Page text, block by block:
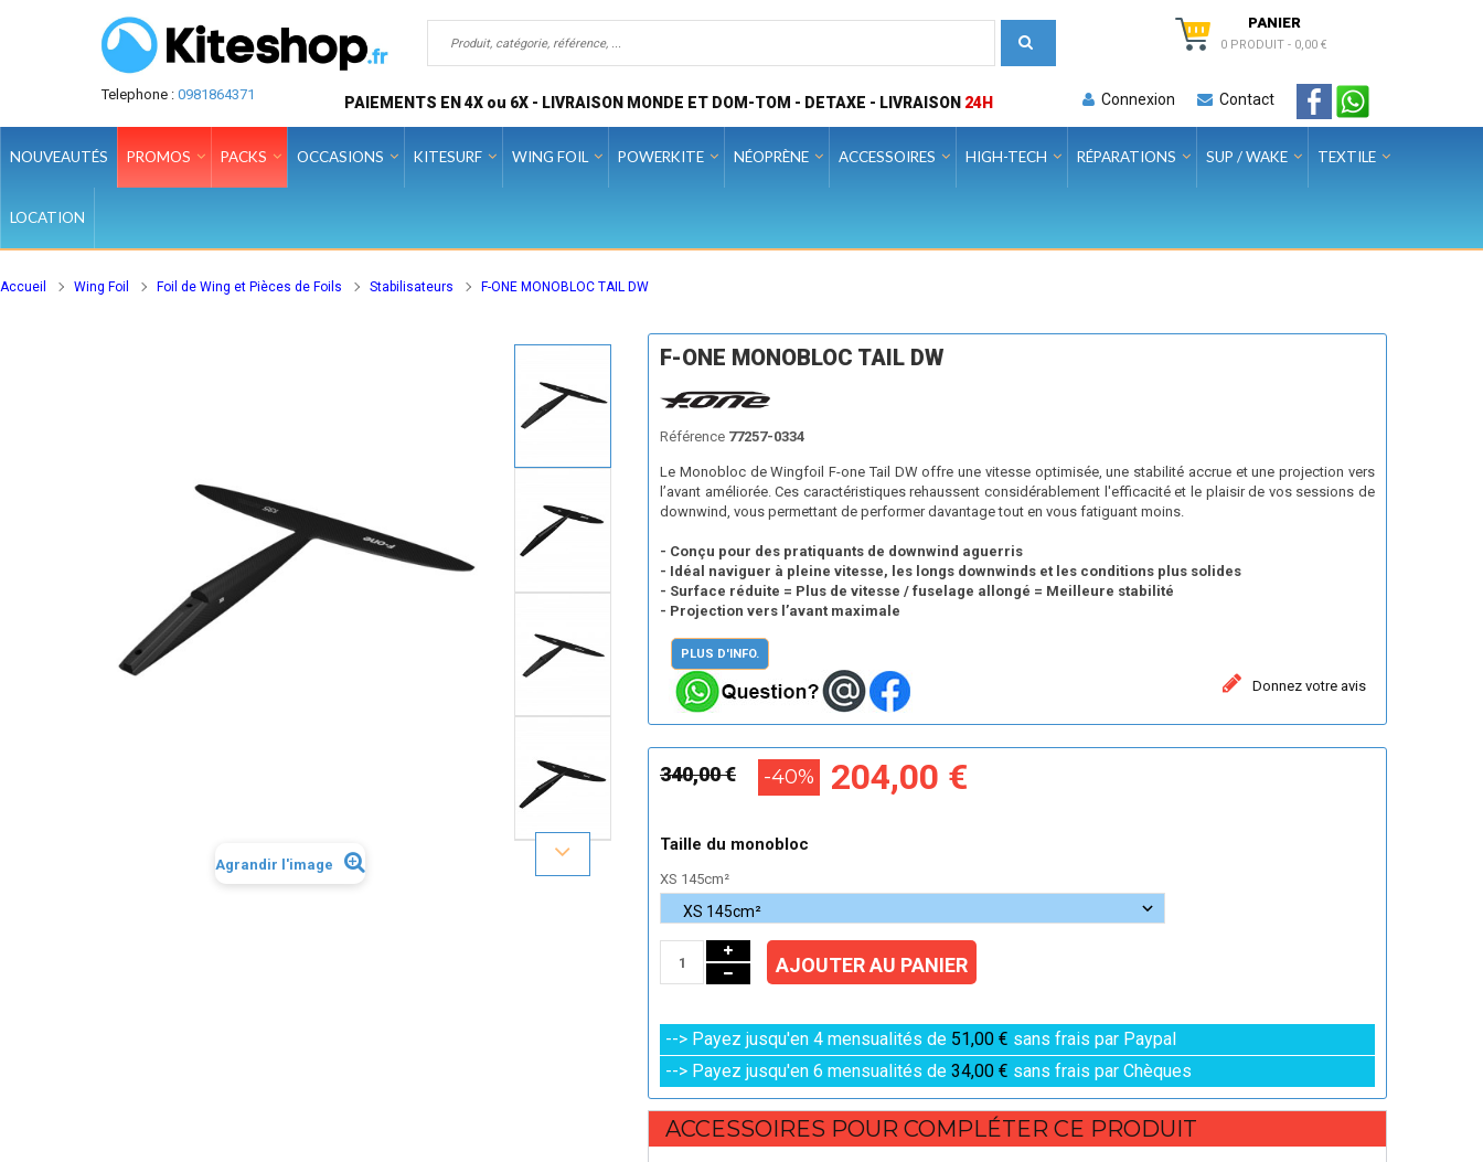
PANIER
0 PRODUIT - 0,00 €
Telephone : 0981864371 Connexion Contact
PAIEMENTS EN 4X ou 6X - LIVRAISON MONDE ET DOM-TOM - DETAXE - LIVRAISON 24H
NOUVEAUTÉS PROMOS PACKS OCCASIONS KITESURF WING FOIL POWERKITE NÉOPRÈNE ACCESSOIRES HIGH-TECH RÉPARATIONS SUP / WAKE TEXTILE
LOCATION
Accueil Wing Foil Foil de Wing et Pièces de Foils Stabilisateurs F-ONE MONOBLOC TAIL DW
Agrandir l'image
F-ONE MONOBLOC TAIL DW
Référence 77257-0334
Le Monobloc de Wingfoil F-one Tail DW offre une vitesse optimisée, une stabilité accrue et une projection vers
l’avant améliorée. Ces caractéristiques rehaussent considérablement l'efficacité et le plaisir de vos sessions de
downwind, vous permettant de performer davantage tout en vous fatiguant moins.
- Conçu pour des pratiquants de downwind aguerris
- Idéal naviguer à pleine vitesse, les longs downwinds et les conditions plus solides
- Surface réduite = Plus de vitesse / fuselage allongé = Meilleure stabilité
- Projection vers l’avant maximale
PLUS D'INFO.
Donnez votre avis
340,00 € -40% 204,00 €
Taille du monobloc
XS 145cm²
AJOUTER AU PANIER
--> Payez jusqu'en 4 mensualités de 51,00 € sans frais par Paypal
--> Payez jusqu'en 6 mensualités de 34,00 € sans frais par Chèques
ACCESSOIRES POUR COMPLÉTER CE PRODUIT